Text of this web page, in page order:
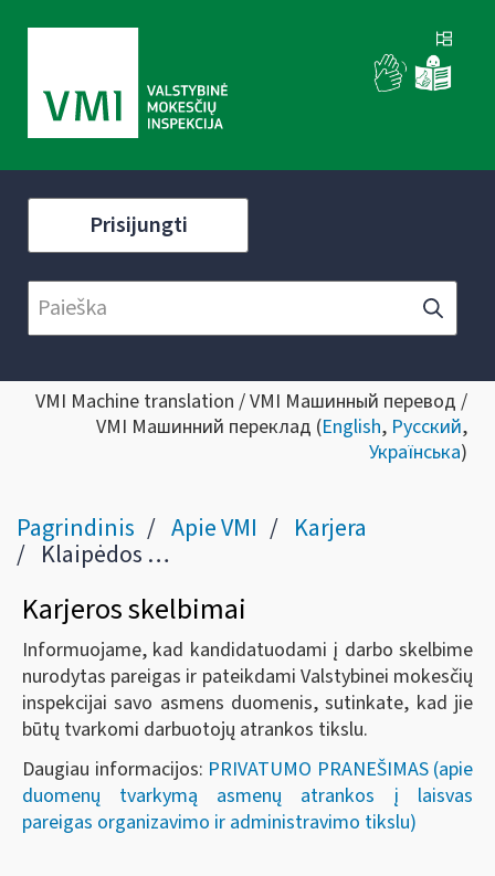
Prisijungti
VMI Machine translation / VMI Машинный перевод /
VMI Машинний переклад (English, Русский,
Українська)
Pagrindinis Apie VMI Karjera
Klaipėdos AVMI organizuoja konkursą į Kontrolės departamento Gyventojų patikrinimų skyriaus vyresniojo specialisto pareigas
Karjeros skelbimai
Informuojame, kad kandidatuodami į darbo skelbime
nurodytas pareigas ir pateikdami Valstybinei mokesčių
inspekcijai savo asmens duomenis, sutinkate, kad jie
būtų tvarkomi darbuotojų atrankos tikslu.
Daugiau informacijos: PRIVATUMO PRANEŠIMAS (apie
duomenų tvarkymą asmenų atrankos į laisvas
pareigas organizavimo ir administravimo tikslu)